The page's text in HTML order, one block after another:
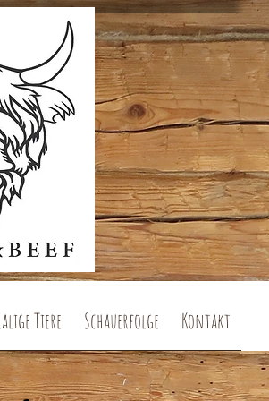
Tiere Schauerfolge Kontakt